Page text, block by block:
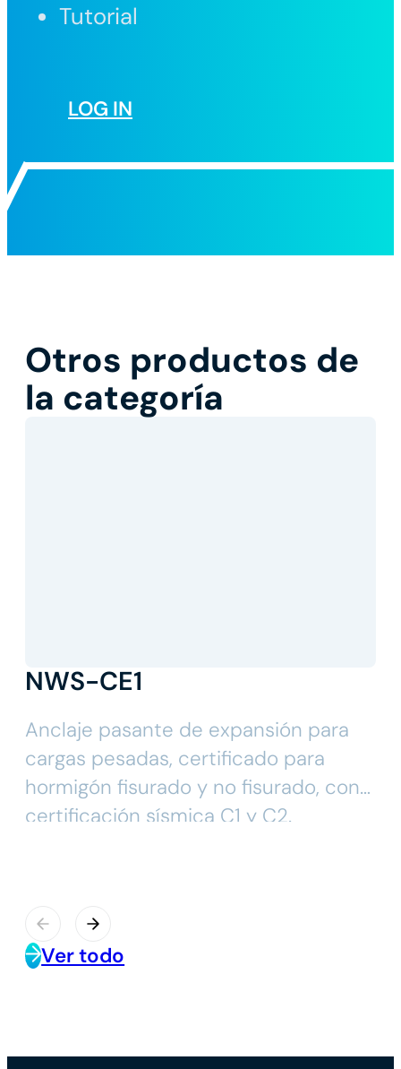
Tutorial
LOG IN
Otros productos de
la categoría
NWS-CE1
Anclaje pasante de expansión para
cargas pesadas, certificado para
hormigón fisurado y no fisurado, con
certificación sísmica C1 y C2.
Ver todo